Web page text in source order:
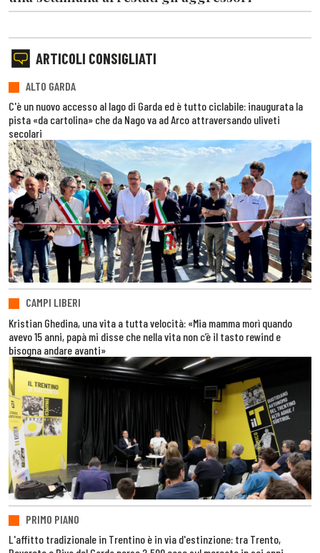
ARTICOLI CONSIGLIATI
ALTO GARDA
C'è un nuovo accesso al lago di Garda ed è tutto ciclabile: inaugurata la
pista «da cartolina» che da Nago va ad Arco attraversando uliveti
secolari
CAMPI LIBERI
Kristian Ghedina, una vita a tutta velocità: «Mia mamma morì quando
avevo 15 anni, papà mi disse che nella vita non c’è il tasto rewind e
bisogna andare avanti»
PRIMO PIANO
L'affitto tradizionale in Trentino è in via d'estinzione: tra Trento,